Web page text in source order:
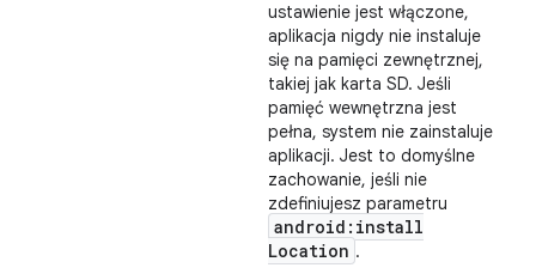
ustawienie jest włączone,
aplikacja nigdy nie instaluje
się na pamięci zewnętrznej,
takiej jak karta SD. Jeśli
pamięć wewnętrzna jest
pełna, system nie zainstaluje
aplikacji. Jest to domyślne
zachowanie, jeśli nie
zdefiniujesz parametru
android:install
Location .